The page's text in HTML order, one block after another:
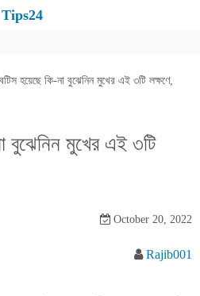
Tips24
হয়েছে কি-না বুঝেনিন মুখের এই ৩টি লক্ষণে,
বুঝেনিন মুখের এই ৩টি
October 20, 2022
Rajib001